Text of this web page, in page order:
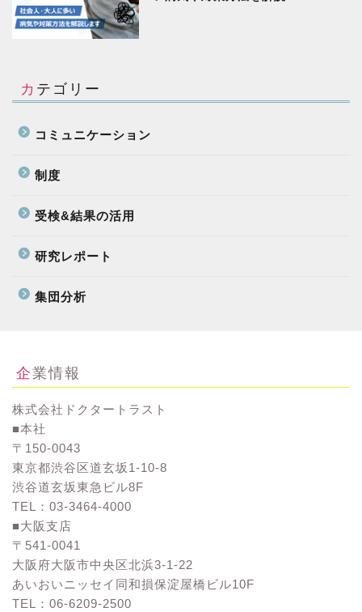
カテゴリー
コミュニケーション
制度
受検&結果の活用
研究レポート
集団分析
企業情報
株式会社ドクタートラスト
■本社
〒150-0043
東京都渋谷区道玄坂1-10-8
渋谷道玄坂東急ビル8F
TEL：03-3464-4000
■大阪支店
〒541-0041
大阪府大阪市中央区北浜3-1-22
あいおいニッセイ同和損保淀屋橋ビル10F
TEL：06-6209-2500